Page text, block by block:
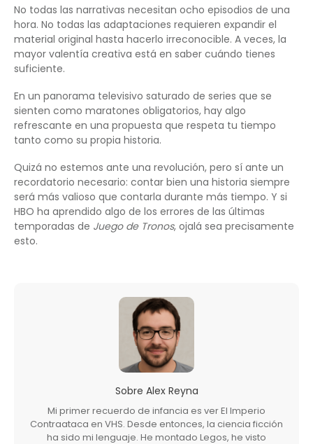
No todas las narrativas necesitan ocho episodios de una
hora. No todas las adaptaciones requieren expandir el
material original hasta hacerlo irreconocible. A veces, la
mayor valentía creativa está en saber cuándo tienes
suficiente.
En un panorama televisivo saturado de series que se
sienten como maratones obligatorios, hay algo
refrescante en una propuesta que respeta tu tiempo
tanto como su propia historia.
Quizá no estemos ante una revolución, pero sí ante un
recordatorio necesario: contar bien una historia siempre
será más valioso que contarla durante más tiempo. Y si
HBO ha aprendido algo de los errores de las últimas
temporadas de Juego de Tronos, ojalá sea precisamente
esto.
Sobre Alex Reyna
Mi primer recuerdo de infancia es ver El Imperio
Contraataca en VHS. Desde entonces, la ciencia ficción
ha sido mi lenguaje. He montado Legos, he visto